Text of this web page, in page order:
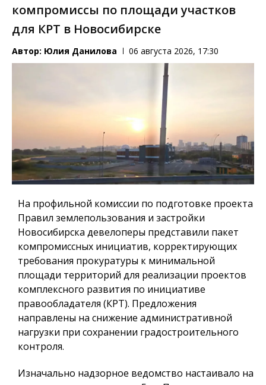
компромиссы по площади участков
для КРТ в Новосибирске
Автор: Юлия Данилова 06 августа 2026, 17:30
На профильной комиссии по подготовке проекта
Правил землепользования и застройки
Новосибирска девелоперы представили пакет
компромиссных инициатив, корректирующих
требования прокуратуры к минимальной
площади территорий для реализации проектов
комплексного развития по инициативе
правообладателя (КРТ). Предложения
направлены на снижение административной
нагрузки при сохранении градостроительного
контроля.
Изначально надзорное ведомство настаивало на